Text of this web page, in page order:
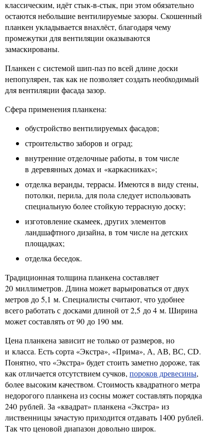
классическим, идёт стык-в-стык, при этом обязательно
остаются небольшие вентилируемые зазоры. Скошенный
планкен укладывается внахлёст, благодаря чему
промежутки для вентиляции оказываются
замаскированы.
Планкен с системой шип-паз по всей длине доски
непопулярен, так как не позволяет создать необходимый
для вентиляции фасада зазор.
Сфера применения планкена:
обустройство вентилируемых фасадов;
строительство заборов и оград;
внутренние отделочные работы, в том числе
в деревянных домах и «каркасниках»;
отделка веранды, террасы. Имеются в виду стены,
потолки, перила, для пола следует использовать
специальную более стойкую террасную доску;
изготовление скамеек, других элементов
ландшафтного дизайна, в том числе на детских
площадках;
отделка беседок.
Традиционная толщина планкена составляет
20 миллиметров. Длина может варьироваться от двух
метров до 5,1 м. Специалисты считают, что удобнее
всего работать с досками длиной от 2,5 до 4 м. Ширина
может составлять от 90 до 190 мм.
Цена планкена зависит не только от размеров, но
и класса. Есть сорта «Экстра», «Прима», А, АВ, ВС, СD.
Понятно, что «Экстра» будет стоить заметно дороже, так
как отличается отсутствием сучков, пороков древесины,
более высоким качеством. Стоимость квадратного метра
недорогого планкена из сосны может составлять порядка
240 рублей. За «квадрат» планкена «Экстра» из
лиственницы зачастую приходится отдавать 1400 рублей.
Так что ценовой диапазон довольно широк.